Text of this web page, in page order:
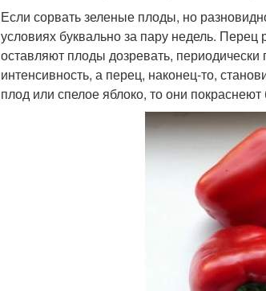
Если сорвать зеленые плоды, но
условиях буквально за пару недель.
оставляют плоды дозревать,
интенсивность, а перец, наконец-то,
плод или спелое яблоко, то они